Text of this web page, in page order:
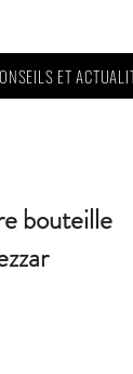
ET
bouteille